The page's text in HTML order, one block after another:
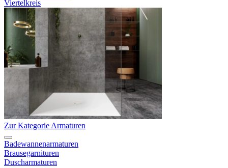
Viertelkreis
Zur Kategorie Armaturen
Badewannenarmaturen
Brausegarnituren
Duscharmaturen